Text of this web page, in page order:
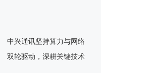
中兴通讯坚持算力与网络
双轮驱动，深耕关键技术